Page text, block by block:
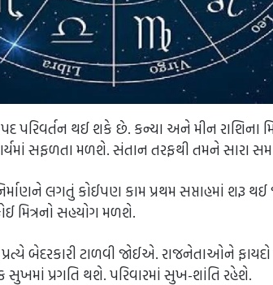
પરિવર્તન થઈ શકે છે. કન્યા અને મીન રાશિના
સફળતા મળશે. સંતાન તરફથી તમને સારા
લગતું કોઈપણ કામ પ્રથમ સપ્તાહમાં શરૂ
મિત્રનો સહયોગ મળશે.
બેદરકારી ટાળવી જોઈએ. રાજનેતાઓને
પ્રગતિ થશે. પરિવારમાં સુખ-શાંતિ રહેશે.